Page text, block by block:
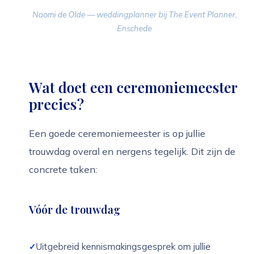
Naomi de Olde — weddingplanner bij The Event Planner,
Enschede
Wat doet een ceremoniemeester
precies?
Een goede ceremoniemeester is op jullie
trouwdag overal en nergens tegelijk. Dit zijn de
concrete taken:
Vóór de trouwdag
Uitgebreid kennismakingsgesprek om jullie